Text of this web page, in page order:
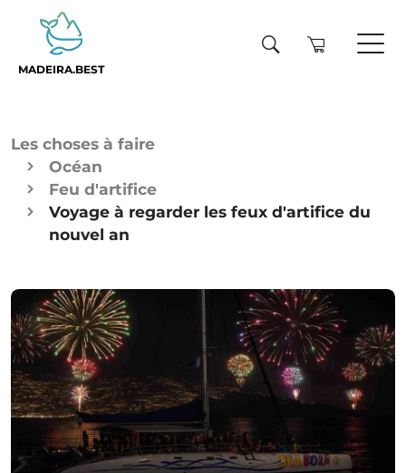
MADEIRA.BEST
Les choses à faire
Océan
Feu d'artifice
Voyage à regarder les feux d'artifice du
nouvel an